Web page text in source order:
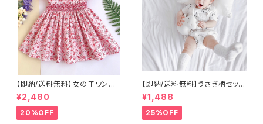
【即納/送料無料】女の子ワンピ
ースチュニック スモッキング刺
繍子供トップス ピンク色 ワンピ
ース 丸襟ワンピース海外子供
服
¥2,480
20%OFF
【即納/送料無料】うさぎ柄セット
アップ ベビーセットアップ 女
の子男の子セットアップ半袖パン
ツ海外こども服ベビー服
¥1,488
25%OFF